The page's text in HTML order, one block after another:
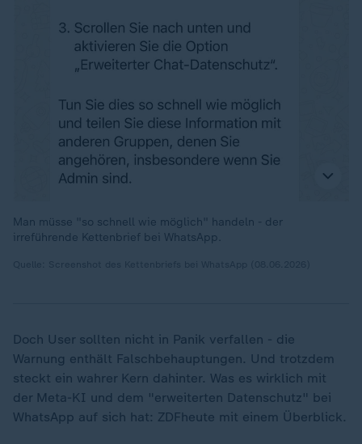
Man müsse "so schnell wie möglich" handeln - der
irreführende Kettenbrief bei WhatsApp.
Doch User sollten nicht in Panik verfallen - die
Warnung enthält Falschbehauptungen. Und trotzdem
steckt ein wahrer Kern dahinter. Was es wirklich mit
der Meta-KI und dem "erweiterten Datenschutz" bei
WhatsApp auf sich hat: ZDFheute mit einem Überblick.